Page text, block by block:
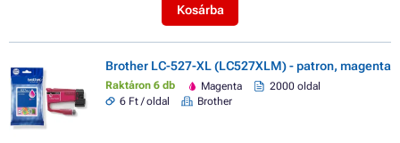
Kosárba
Brother LC-527-XL (LC527XLM) - patron, magenta
Raktáron 6 db Magenta
2000 oldal
6 Ft / oldal
Brother